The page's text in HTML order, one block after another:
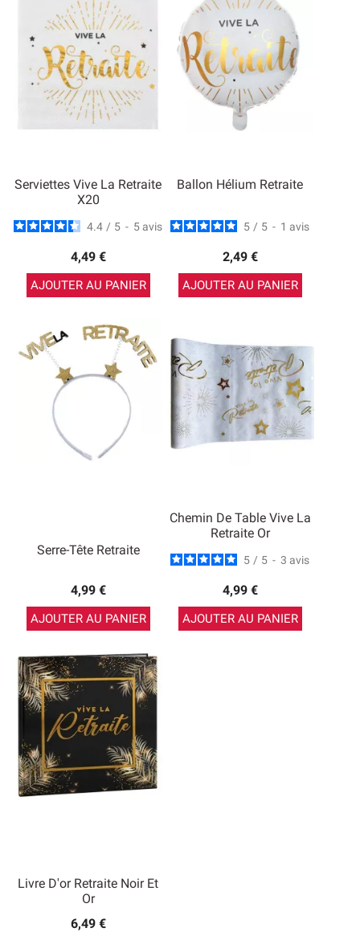
Serviettes Vive La Retraite
X20
4.4 / 5 - 5 avis
4,49 €
AJOUTER AU PANIER
Ballon Hélium Retraite
5 / 5 - 1 avis
2,49 €
AJOUTER AU PANIER
Serre-Tête Retraite
4,99 €
AJOUTER AU PANIER
Chemin De Table Vive La
Retraite Or
5 / 5 - 3 avis
4,99 €
AJOUTER AU PANIER
Livre D'or Retraite Noir Et
Or
6,49 €